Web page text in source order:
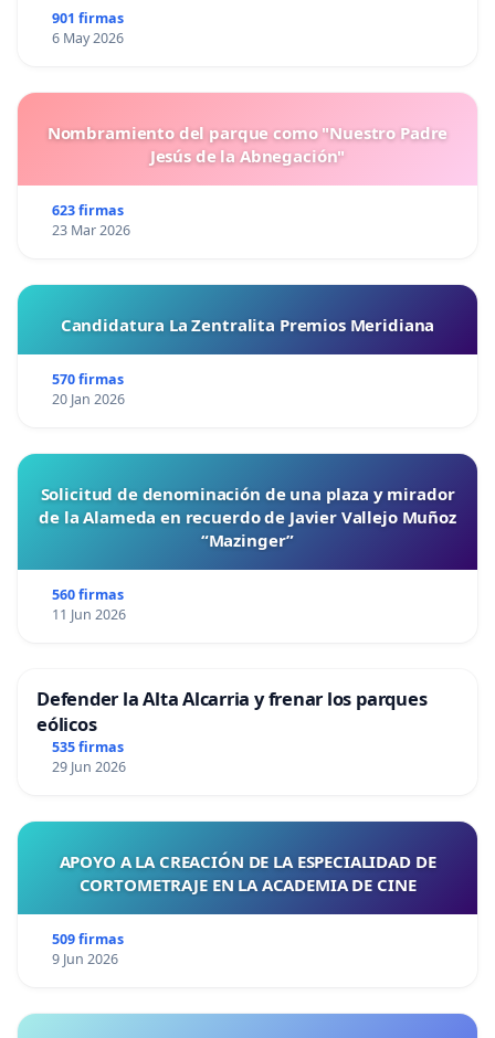
901 firmas
6 May 2026
Nombramiento del parque como "Nuestro Padre
Jesús de la Abnegación"
623 firmas
23 Mar 2026
Candidatura La Zentralita Premios Meridiana
570 firmas
20 Jan 2026
Solicitud de denominación de una plaza y mirador
de la Alameda en recuerdo de Javier Vallejo Muñoz
“Mazinger”
560 firmas
11 Jun 2026
Defender la Alta Alcarria y frenar los parques
eólicos
535 firmas
29 Jun 2026
APOYO A LA CREACIÓN DE LA ESPECIALIDAD DE
CORTOMETRAJE EN LA ACADEMIA DE CINE
509 firmas
9 Jun 2026